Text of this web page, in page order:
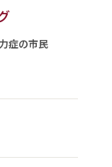
症の市民